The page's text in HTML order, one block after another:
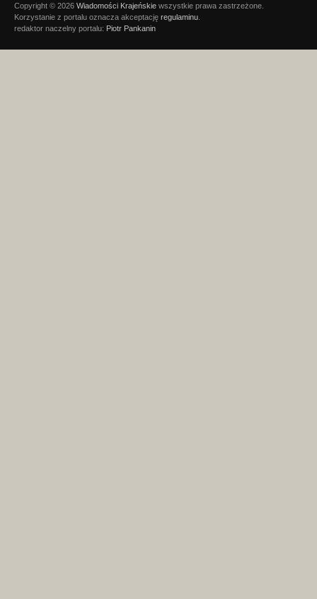
Copyright © 2026 Wiadomości Krajeńskie wszystkie prawa zastrzeżone.
Korzystanie z portalu oznacza akceptację regulaminu
redaktor naczelny portalu: Piotr Pankanin